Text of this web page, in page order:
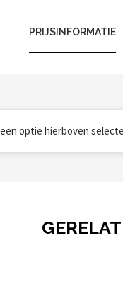
PRIJSINFORMATIE
optie hierboven